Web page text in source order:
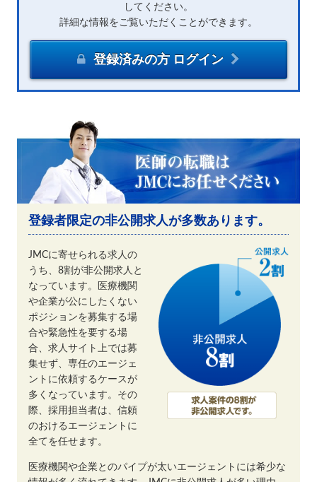
してください。
詳細な情報をご覧いただくことができます。
登録済みの方 ログイン
登録者限定の非公開求人が多数あります。
JMCに寄せられる求人の
うち、8割が非公開求人と
なっています。医療機関
や企業が公にしたくない
ポジションを募集する場
合や緊急性を要する場
合、求人サイト上では募
集せず、専任のエージェ
ントに依頼するケースが
多くなっています。その
際、採用担当者は、信頼
のおけるエージェントに
全てを任せます。
医療機関や企業とのパイプが太いエージェントには希少な